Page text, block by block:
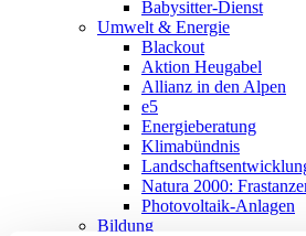
Babysitter-Dienst
Umwelt & Energie
Blackout
Aktion Heugabel
Allianz in den Alpen
e5
Energieberatung
Klimabündnis
Natura 2000:
Photovoltaik-Anlagen
Bildung